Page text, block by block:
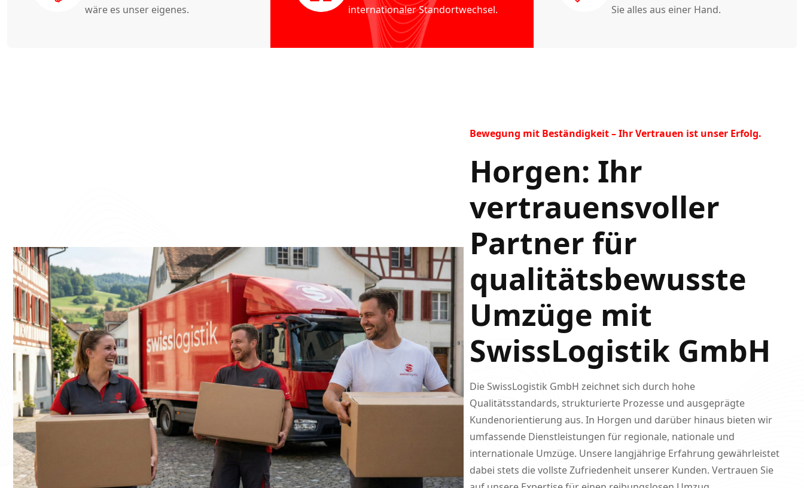
wäre es unser eigenes.
internationaler Standortwechsel.
Sie alles aus einer Hand.
Bewegung mit Beständigkeit – Ihr Vertrauen ist unser Erfolg.
Horgen: Ihr
vertrauensvoller
Partner für
qualitätsbewusste
Umzüge mit
SwissLogistik GmbH
Die SwissLogistik GmbH zeichnet sich durch hohe
Qualitätsstandards, strukturierte Prozesse und ausgeprägte
Kundenorientierung aus. In Horgen und darüber hinaus bieten wir
umfassende Dienstleistungen für regionale, nationale und
internationale Umzüge. Unsere langjährige Erfahrung gewährleistet
dabei stets die vollste Zufriedenheit unserer Kunden. Vertrauen Sie